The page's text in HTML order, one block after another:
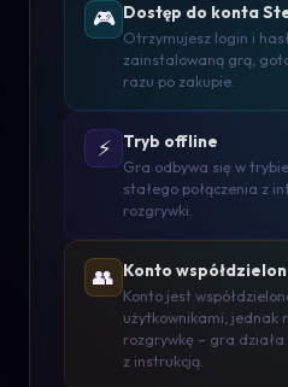
🎮 Dostęp do konta
Otrzymujesz login i
zainstalowaną grą,
razu po zakupie.
⚡ Tryb offline
Gra odbywa się w
stałego połączenia z
rozgrywki.
👥 Konto
Konto jest
użytkownikami, jednak
rozgrywkę – gra
z instrukcją.